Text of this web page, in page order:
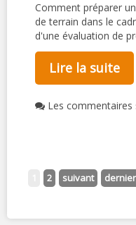
Comment préparer
de terrain dans le
d'une évaluation de
Lire la suite
Les
2 suivant dernier